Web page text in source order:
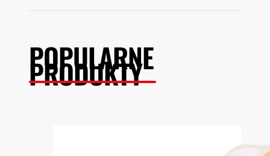
POPULARNE
PRODUKTY